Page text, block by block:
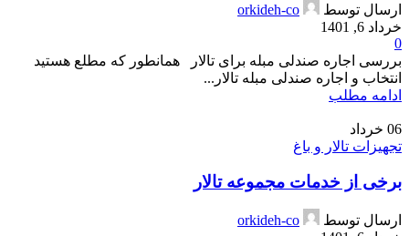
ارسال توسط
orkideh-co
خرداد 6, 1401
0
بررسی اجاره صندلی مبله برای تالار همانطور که مطلع هستید
انتخاب و اجاره صندلی مبله تالار...
ادامه مطلب
06 خرداد
تجهیزات تالار و باغ
برخی از خدمات مجموعه تالار
ارسال توسط
orkideh-co